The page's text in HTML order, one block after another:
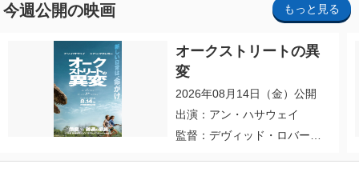
今週公開の映画 もっと見る
オークストリートの異
変
2026年08月14日（金）公開
出演：アン・ハサウェイ
監督：デヴィッド・ロバー